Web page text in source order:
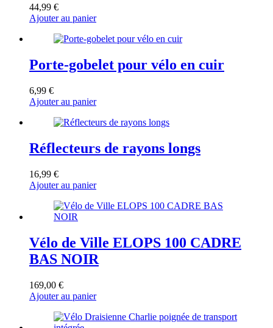
44,99 €
Ajouter au panier
Porte-gobelet pour vélo en cuir
6,99 €
Ajouter au panier
Réflecteurs de rayons longs
16,99 €
Ajouter au panier
Vélo de Ville ELOPS 100 CADRE
BAS NOIR
169,00 €
Ajouter au panier